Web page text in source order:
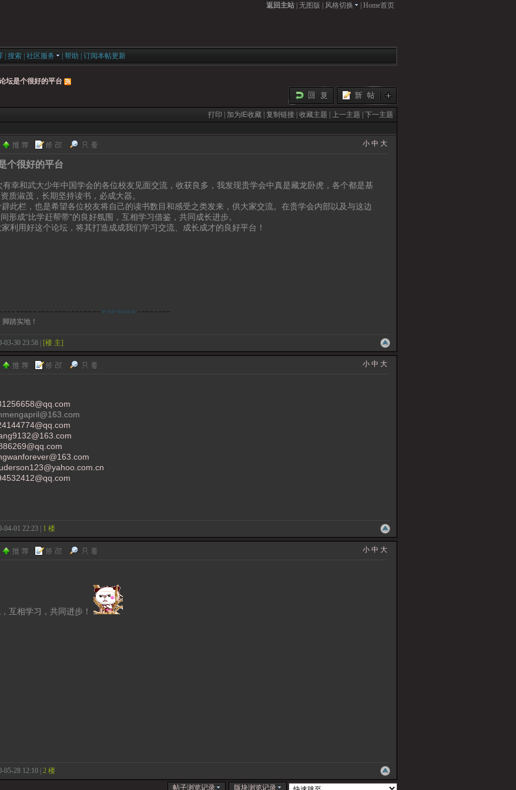
返回主站 无图版 风格切换 Home首页
搜索 社区服务 帮助 订阅本帖更新
坛是个很好的平台
打印 | 加为IE收藏 |复制链接 |收藏主题 | 上一主题 |下一主题
小 中 大
个很好的平台
和武大少年中国学会的各位校友见面交流，收获良多，我发现贵学会中真是藏龙卧虎，各个都是基
质淑茂，长期坚持读书，必成大器。
此栏，也是希望各位校友将自己的读书数目和感受之类发来，供大家交流。在贵学会内部以及与这边
形成“比学赶帮带”的良好氛围，互相学习借鉴，共同成长进步。
利用好这个论坛，将其打造成成我们学习交流、成长成才的良好平台！
踏实地！
03-30 23:58 | [楼 主]
小 中 大
04-01 22:23 | 1 楼
小 中 大
互相学习，共同进步！
05-28 12:10 | 2 楼
帖子浏览记录 版块浏览记录